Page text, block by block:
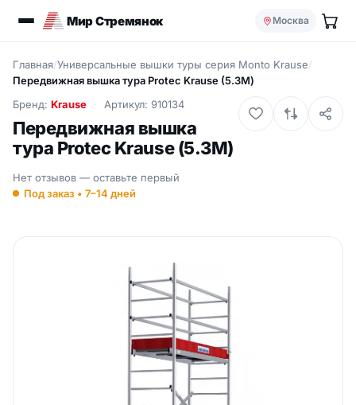
Мир Стремянок Москва
Главная/Универсальные вышки туры серия Monto Krause/
Передвижная вышка тура Protec Krause (5.3М)
Бренд: Krause Артикул: 910134
Передвижная вышка
тура Protec Krause (5.3М)
Нет отзывов — оставьте первый
Под заказ • 7–14 дней